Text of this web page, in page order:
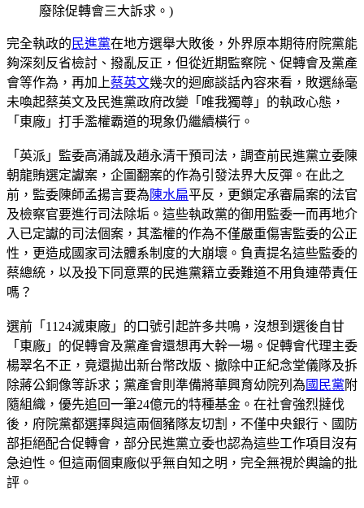
廢除促轉會三大訴求。)
完全執政的 民進黨在地方選舉大敗後，外界原本期待府院黨能
夠深刻反省檢討、撥亂反正，但從近期監察院、促轉會及黨產
會等作為，再加上蔡英文幾次的迴廊談話內容來看，敗選絲毫
未喚起蔡英文及民進黨政府改變「唯我獨尊」的執政心態，
「東廠」打手濫權霸道的現象仍繼續橫行。
「英派」監委高涌誠及趙永清干預司法，調查前民進黨立委陳
朝龍賄選定讞案，企圖翻案的作為引發法界大反彈。在此之
前，監委陳師孟揚言要為 陳水扁平反，更鎖定承審扁案的法官
及檢察官要進行司法除垢。這些執政黨的御用監委一而再地介
入已定讞的司法個案，其濫權的作為不僅嚴重傷害監委的公正
性，更造成國家司法體系制度的大崩壞。負責提名這些監委的
蔡總統，以及投下同意票的民進黨籍立委難道不用負連帶責任
嗎？
選前「1124滅東廠」的口號引起許多共鳴，沒想到選後自甘
「東廠」的促轉會及黨產會還想再大幹一場。促轉會代理主委
楊翠名不正，竟還拋出新台幣改版、撤除中正紀念堂儀隊及拆
除蔣公銅像等訴求；黨產會則準備將華興育幼院列為 國民黨 附
隨組織，優先追回一筆24億元的特種基金。在社會強烈撻伐
後，府院黨都選擇與這兩個豬隊友切割，不僅中央銀行、國防
部拒絕配合促轉會，部分民進黨立委也認為這些工作項目沒有
急迫性。但這兩個東廠似乎無自知之明，完全無視於輿論的批
評。